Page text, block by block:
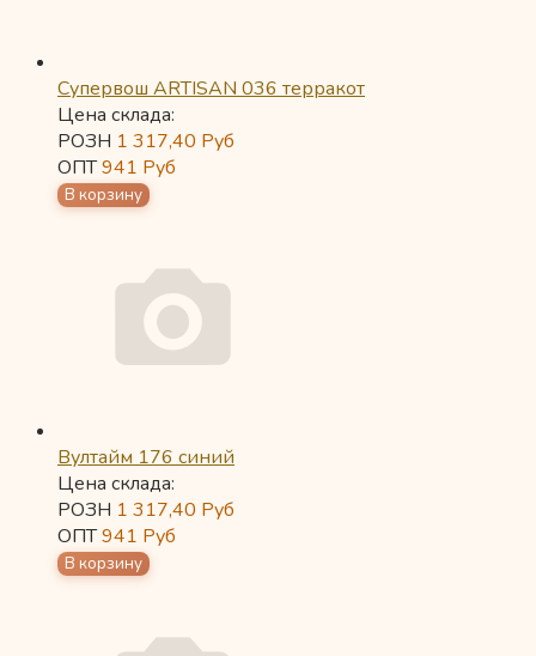
Супервош ARTISAN 036 терракот
Цена склада:
РОЗН 1 317,40 Руб
ОПТ941 Руб
Вултайм 176 синий
Цена склада:
РОЗН 1 317,40 Руб
ОПТ941 Руб